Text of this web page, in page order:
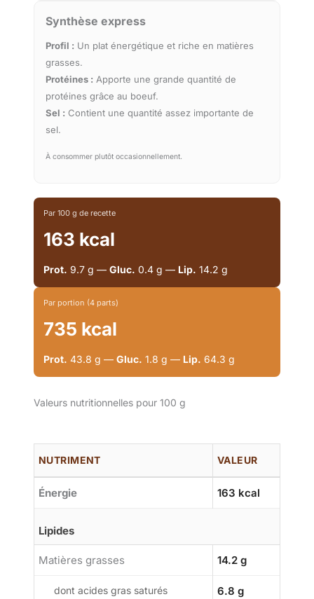
Synthèse express
Profil : Un plat énergétique et riche en matières
grasses.
Protéines : Apporte une grande quantité de
protéines grâce au boeuf.
Sel : Contient une quantité assez importante de
sel.
À consommer plutôt occasionnellement.
Par 100 g de recette
163 kcal
Prot. 9.7 g — Gluc. 0.4 g — Lip. 14.2 g
Par portion (4 parts)
735 kcal
Prot. 43.8 g — Gluc. 1.8 g — Lip. 64.3 g
Valeurs nutritionnelles pour 100 g
NUTRIMENT VALEUR
Énergie 163 kcal
Lipides
Matières grasses 14.2 g
dont acides gras saturés 6.8 g